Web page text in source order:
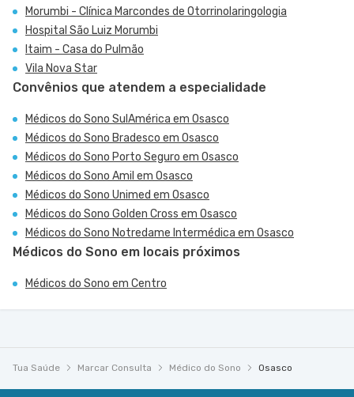
Morumbi - Clínica Marcondes de Otorrinolaringologia
Hospital São Luiz Morumbi
Itaim - Casa do Pulmão
Vila Nova Star
Convênios que atendem a especialidade
Médicos do Sono SulAmérica em Osasco
Médicos do Sono Bradesco em Osasco
Médicos do Sono Porto Seguro em Osasco
Médicos do Sono Amil em Osasco
Médicos do Sono Unimed em Osasco
Médicos do Sono Golden Cross em Osasco
Médicos do Sono Notredame Intermédica em Osasco
Médicos do Sono em locais próximos
Médicos do Sono em Centro
Tua Saúde Marcar Consulta Médico do Sono Osasco